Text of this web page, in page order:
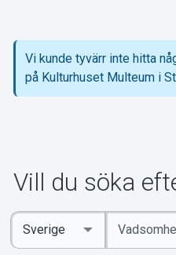
Om
Vi kunde tyvärr inte hitta
på Kulturhuset Multeum i
Vill du söka
Ange
sökord
Select
Country